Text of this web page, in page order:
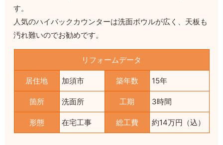
す。
人気のハイバックカウンターは洗面ボウルが広く、天板も
汚れ難いのでお勧めです。
リフォームデータ
居住地 加須市 築年数 15年
箇所 洗面所 工期 3時間
形態 在宅工事 総工費 約14万円（込）